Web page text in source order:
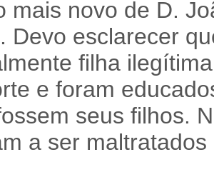
mais novo de D.
Devo esclarecer
filha
e foram
seus filhos.
a ser